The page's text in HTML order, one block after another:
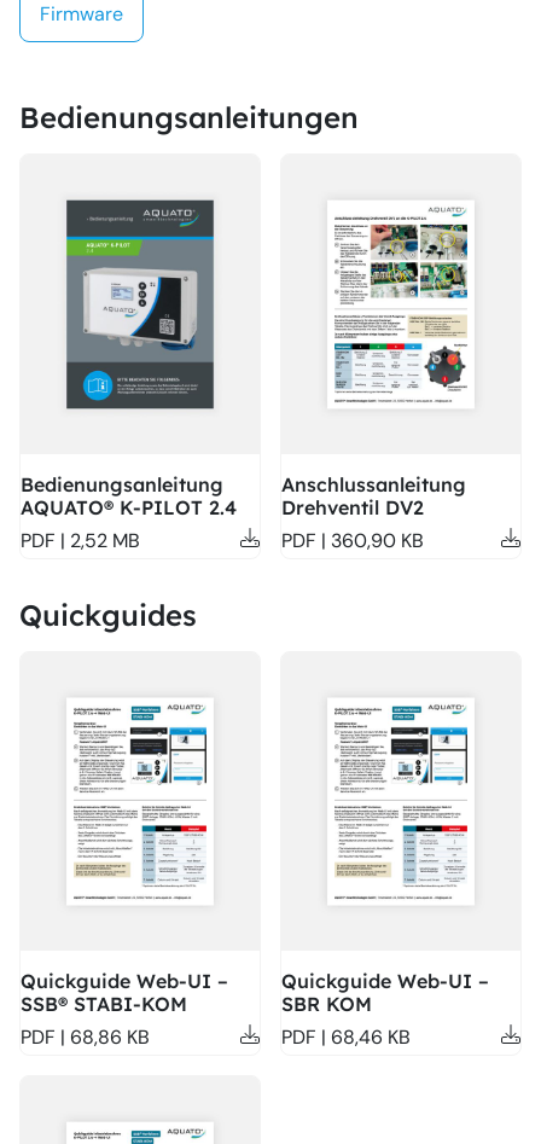
Firmware
Bedienungsanleitungen
Bedienungsanleitung
AQUATO® K-PILOT 2.4
PDF | 2,52 MB
Anschlussanleitung
Drehventil DV2
PDF | 360,90 KB
Quickguides
Quickguide Web-UI –
SSB® STABI-KOM
PDF | 68,86 KB
Quickguide Web-UI –
SBR KOM
PDF | 68,46 KB